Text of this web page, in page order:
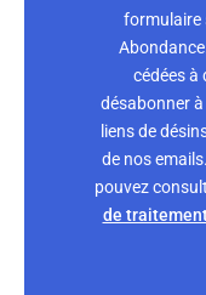
formulaire
cédées à
désabonner
liens de
de nos
pouvez
de